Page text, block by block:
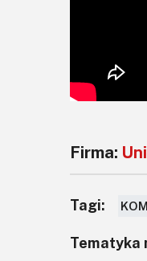
Firma:
Tagi:
Tematyka